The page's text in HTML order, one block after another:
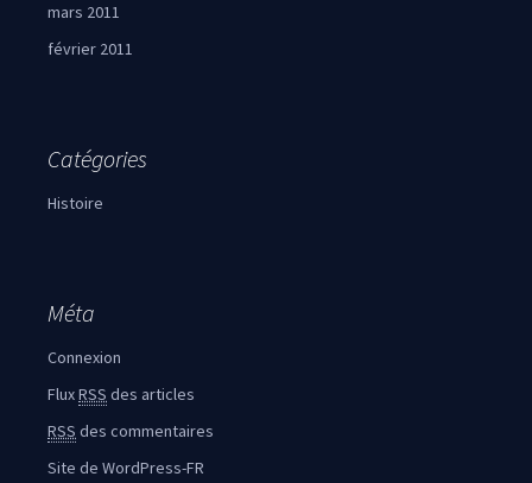
mars 2011
février 2011
Catégories
Histoire
Méta
Connexion
FluxRSS des articles
RSS des commentaires
Site de WordPress-FR